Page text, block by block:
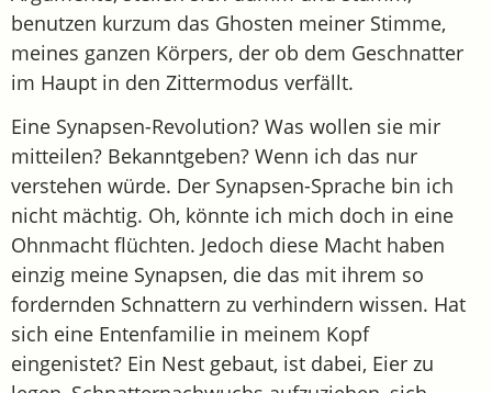
benutzen kurzum das Ghosten meiner Stimme,
meines ganzen Körpers, der ob dem Geschnatter
im Haupt in den Zittermodus verfällt.
Eine Synapsen-Revolution? Was wollen sie mir
mitteilen? Bekanntgeben? Wenn ich das nur
verstehen würde. Der Synapsen-Sprache bin ich
nicht mächtig. Oh, könnte ich mich doch in eine
Ohnmacht flüchten. Jedoch diese Macht haben
einzig meine Synapsen, die das mit ihrem so
fordernden Schnattern zu verhindern wissen. Hat
sich eine Entenfamilie in meinem Kopf
eingenistet? Ein Nest gebaut, ist dabei, Eier zu